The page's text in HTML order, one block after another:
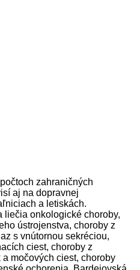
zahraničných
aj na dopravnej
a letiskách.
onkologické choroby,
ústrojenstva, choroby z
s vnútornou sekréciou,
ciest, choroby z
močových ciest, choroby